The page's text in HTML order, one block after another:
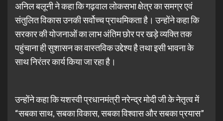
अनिल बलूनी ने कहा कि गढ़वाल लोकसभा क्षेत्र का समग्र एवं
संतुलित विकास उनकी सर्वोच्च प्राथमिकता है। उन्होंने कहा कि
सरकार की योजनाओं का लाभ अंतिम छोर पर खड़े व्यक्ति तक
पहुंचाना ही सुशासन का वास्तविक उद्देश्य है तथा इसी भावना के
साथ निरंतर कार्य किया जा रहा है।
उन्होंने कहा कि यशस्वी प्रधानमंत्री नरेन्द्र मोदी जी के नेतृत्व में
“सबका साथ, सबका विकास, सबका विश्वास और सबका प्रयास”